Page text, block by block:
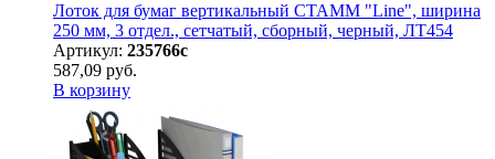
Лоток для бумаг вертикальный СТАММ "Line", ширина
250 мм, 3 отдел., сетчатый, сборный, черный, ЛТ454
Артикул: 235766с
587,09 руб.
В корзину